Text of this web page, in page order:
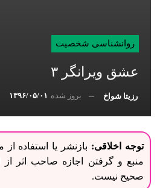
روانشناسی شخصیت
عشق ویرانگر ۳
رزیتا شواخ بروز شده ۱۳۹۶/۰۵/۰۱
توجه اخلاقی: بازنشر یا استفاده
منبع و گرفتن اجازه صاحب اثر
صحیح نیست.